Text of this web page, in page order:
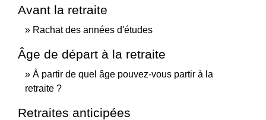
Avant la retraite
Rachat des années d'études
Âge de départ à la retraite
À partir de quel âge pouvez-vous partir à la
retraite ?
Retraites anticipées